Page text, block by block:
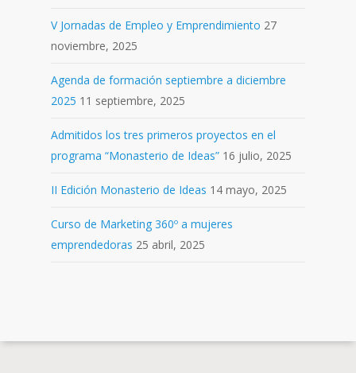
V Jornadas de Empleo y Emprendimiento 27
noviembre, 2025
Agenda de formación septiembre a diciembre
2025 11 septiembre, 2025
Admitidos los tres primeros proyectos en el
programa “Monasterio de Ideas” 16 julio, 2025
II Edición Monasterio de Ideas 14 mayo, 2025
Curso de Marketing 360º a mujeres
emprendedoras 25 abril, 2025